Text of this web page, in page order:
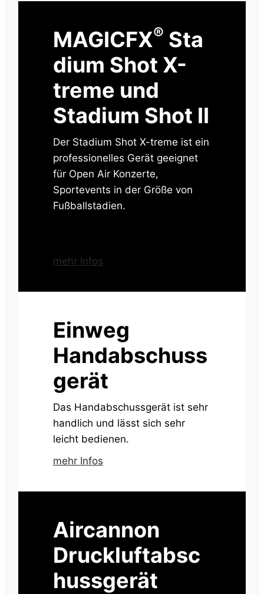
MAGICFX® Sta
dium Shot X-
treme und
Stadium Shot II
Der Stadium Shot X-treme ist ein
professionelles Gerät geeignet
für Open Air Konzerte,
Sportevents in der Größe von
Fußballstadien.
mehr Infos
Einweg
Handabschuss
gerät
Das Handabschussgerät ist sehr
handlich und lässt sich sehr
leicht bedienen.
mehr Infos
Aircannon
Druckluftabsc
hussgerät